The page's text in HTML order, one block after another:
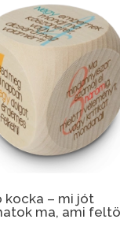
kocka – mi jót
ma, ami